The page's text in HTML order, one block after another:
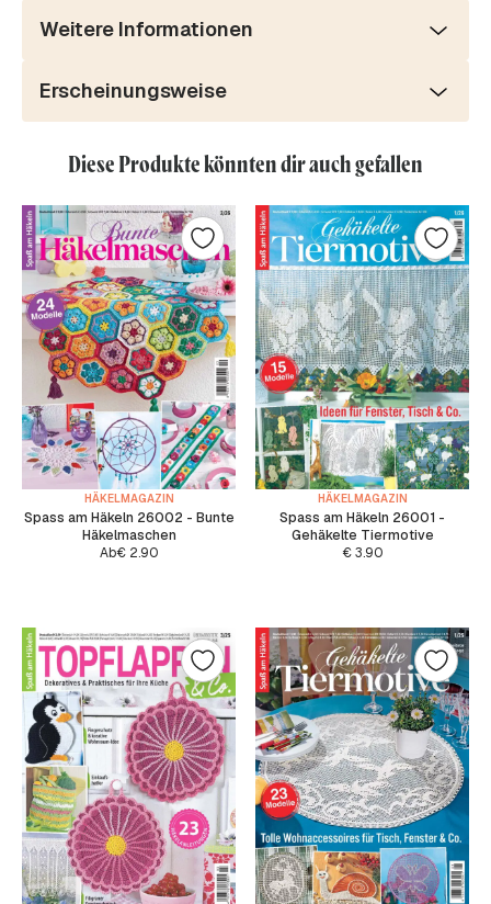
Weitere Informationen
Erscheinungsweise
Diese Produkte könnten dir auch gefallen
HÄKELMAGAZIN
Spass am Häkeln 26002 - Bunte
Häkelmaschen
Ab€2.90
HÄKELMAGAZIN
Spass am Häkeln 26001 -
Gehäkelte Tiermotive
€3.90